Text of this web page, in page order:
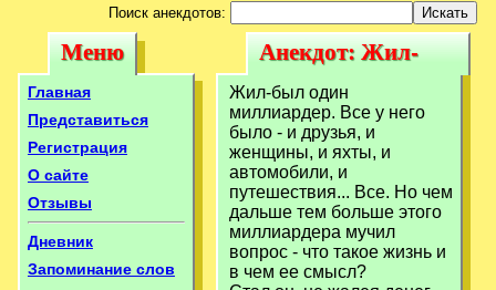
Поиск анекдотов:
Меню
Меню
Главная
Представиться
Регистрация
О сайте
Отзывы
Дневник
Запоминание слов
Анекдот: Жил-
был один
миллиардер. Все
у него
Анекдот: Жил-
был один
миллиардер. Все у
него
Жил-был один
миллиардер. Все у него
было - и друзья, и
женщины, и яхты, и
автомобили, и
путешествия... Все. Но чем
дальше тем больше этого
миллиардера мучил
вопрос - что такое жизнь и
в чем ее смысл?